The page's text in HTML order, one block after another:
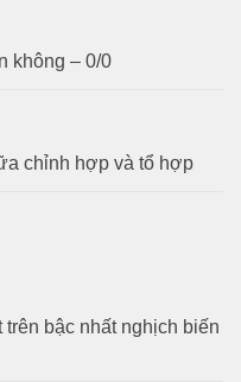
không – 0/0
chỉnh hợp và tổ hợp
trên bậc nhất nghịch biến